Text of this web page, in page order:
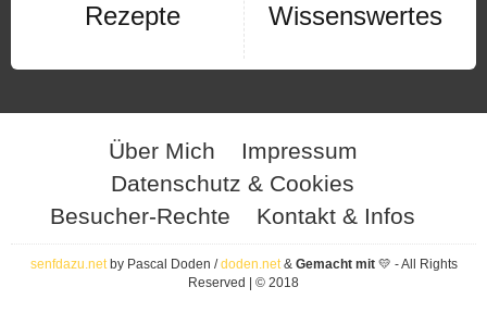
Rezepte Wissenswertes
Über Mich
Impressum
Datenschutz & Cookies
Besucher-Rechte
Kontakt & Infos
senfdazu.netby Pascal Doden /doden.net& Gemacht mit 💛 - All Rights
Reserved | © 2018